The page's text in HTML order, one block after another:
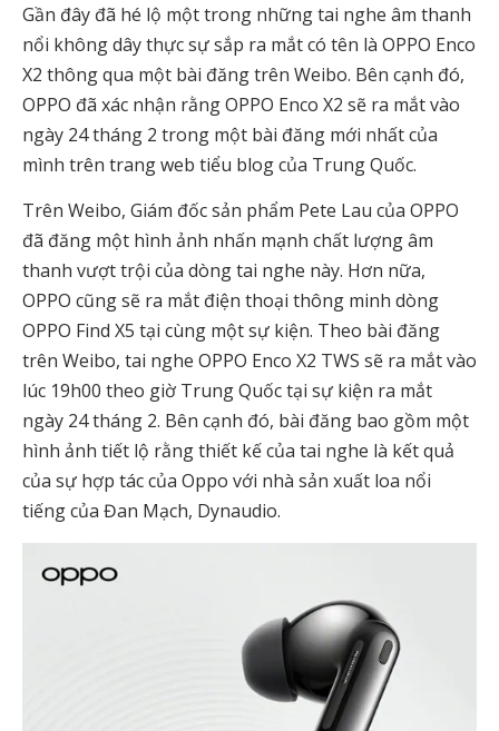
Gần đây đã hé lộ một trong những tai nghe âm thanh
nổi không dây thực sự sắp ra mắt có tên là OPPO Enco
X2 thông qua một bài đăng trên Weibo. Bên cạnh đó,
OPPO đã xác nhận rằng OPPO Enco X2 sẽ ra mắt vào
ngày 24 tháng 2 trong một bài đăng mới nhất của
mình trên trang web tiểu blog của Trung Quốc.
Trên Weibo, Giám đốc sản phẩm Pete Lau của OPPO
đã đăng một hình ảnh nhấn mạnh chất lượng âm
thanh vượt trội của dòng tai nghe này. Hơn nữa,
OPPO cũng sẽ ra mắt điện thoại thông minh dòng
OPPO Find X5 tại cùng một sự kiện. Theo bài đăng
trên Weibo, tai nghe OPPO Enco X2 TWS sẽ ra mắt vào
lúc 19h00 theo giờ Trung Quốc tại sự kiện ra mắt
ngày 24 tháng 2. Bên cạnh đó, bài đăng bao gồm một
hình ảnh tiết lộ rằng thiết kế của tai nghe là kết quả
của sự hợp tác của Oppo với nhà sản xuất loa nổi
tiếng của Đan Mạch, Dynaudio.